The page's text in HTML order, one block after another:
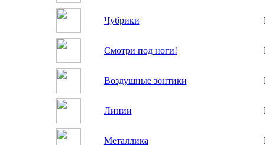
Чубрики
Смотри под ноги!
Воздушные зонтики
Линии
Металлика